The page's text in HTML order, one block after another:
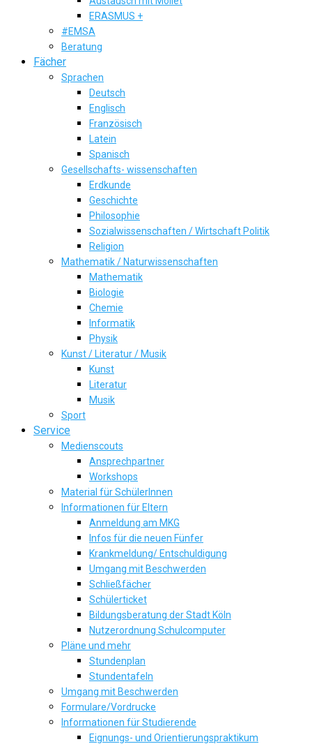
ERASMUS +
#EMSA
Beratung
Fächer
Sprachen
Deutsch
Englisch
Französisch
Latein
Spanisch
Gesellschafts- wissenschaften
Erdkunde
Geschichte
Philosophie
Sozialwissenschaften / Wirtschaft Politik
Religion
Mathematik / Naturwissenschaften
Mathematik
Biologie
Chemie
Informatik
Physik
Kunst / Literatur / Musik
Kunst
Literatur
Musik
Sport
Service
Medienscouts
Ansprechpartner
Workshops
Material für SchülerInnen
Informationen für Eltern
Anmeldung am MKG
Infos für die neuen Fünfer
Krankmeldung/ Entschuldigung
Umgang mit Beschwerden
Schließfächer
Schülerticket
Bildungsberatung der Stadt Köln
Nutzerordnung Schulcomputer
Pläne und mehr
Stundenplan
Stundentafeln
Umgang mit Beschwerden
Formulare/Vordrucke
Informationen für Studierende
Eignungs- und Orientierungspraktikum